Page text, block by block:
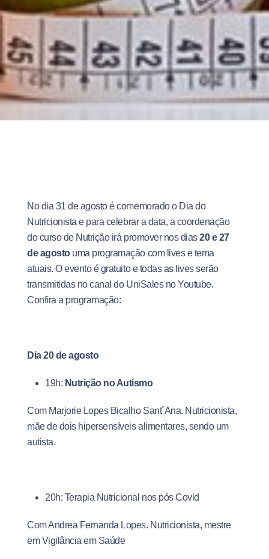
No dia 31 de agosto é comemorado o Dia do
Nutricionista e para celebrar a data, a coordenação
do curso de Nutrição irá promover nos dias20 e 27
de agostouma programação com lives e tema
atuais. O evento é gratuito e todas as lives serão
transmitidas no canal do UniSales no Youtube.
Confira a programação:
Dia 20 de agosto
19h: Nutrição no Autismo
Com Marjorie Lopes Bicalho Sant´Ana. Nutricionista,
mãe de dois hipersensíveis alimentares, sendo um
autista.
20h: Terapia Nutricional nos pós Covid
Com Andrea Fernanda Lopes. Nutricionista, mestre
em Vigilância em Saúde